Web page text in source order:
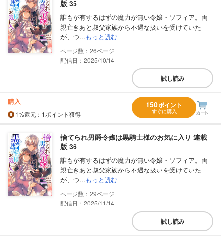
版 35
誰もが有するはずの魔力が無い令嬢・ソフィア。両
親亡きあと叔父家族から不遇な扱いを受けていた
が、つ...もっと読む
26
配信日：2025/10/14
試し読み
購入
1%還元 ：1ポイント獲得
150ポイント
すぐに購入
捨てられ男爵令嬢は黒騎士様のお気に入り 連載
版 36
誰もが有するはずの魔力が無い令嬢・ソフィア。両
親亡きあと叔父家族から不遇な扱いを受けていた
が、つ...もっと読む
29
配信日：2025/11/14
試し読み